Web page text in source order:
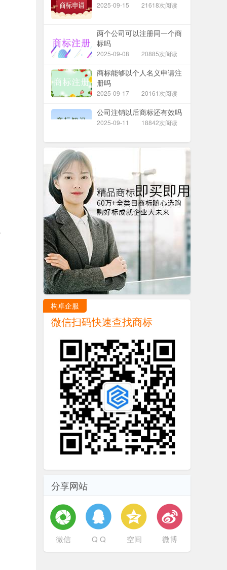
2025-09-15 21618次阅读
两个公司可以注册同一个商
标吗
2025-09-08 20885次阅读
商标能够以个人名义申请注
册吗
2025-09-17 20161次阅读
公司注销以后商标还有效吗
2025-09-11 18842次阅读
构卓企服
微信扫码快速查找商标
分享网站
微信 Q Q 空间 微博